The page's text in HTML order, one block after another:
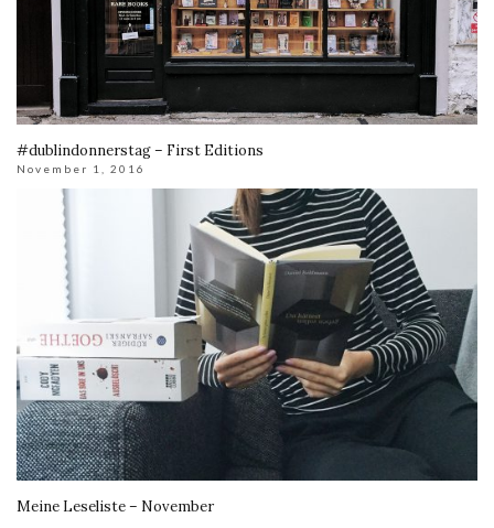
#dublindonnerstag – First Editions
November 1, 2016
Meine Leseliste – November